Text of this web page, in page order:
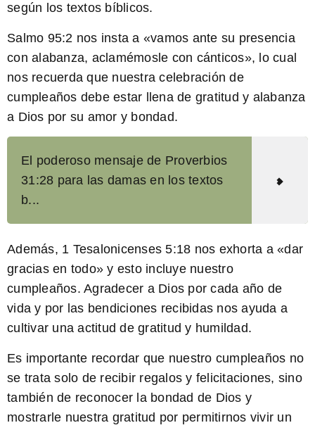
según los textos bíblicos.
Salmo 95:2 nos insta a «vamos ante su presencia
con alabanza, aclamémosle con cánticos», lo cual
nos recuerda que nuestra celebración de
cumpleaños debe estar llena de gratitud y alabanza
a Dios por su amor y bondad.
El poderoso mensaje de Proverbios
31:28 para las damas en los textos
b...
Además, 1 Tesalonicenses 5:18 nos exhorta a «dar
gracias en todo» y esto incluye nuestro
cumpleaños. Agradecer a Dios por cada año de
vida y por las bendiciones recibidas nos ayuda a
cultivar una actitud de gratitud y humildad.
Es importante recordar que nuestro cumpleaños no
se trata solo de recibir regalos y felicitaciones, sino
también de reconocer la bondad de Dios y
mostrarle nuestra gratitud por permitirnos vivir un